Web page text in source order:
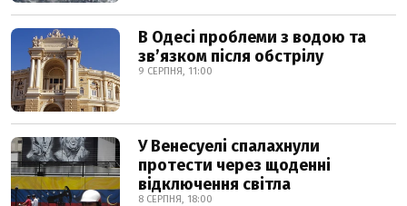
В Одесі проблеми з водою та
звʼязком після обстрілу
9 СЕРПНЯ, 11:00
У Венесуелі спалахнули
протести через щоденні
відключення світла
8 СЕРПНЯ, 18:00